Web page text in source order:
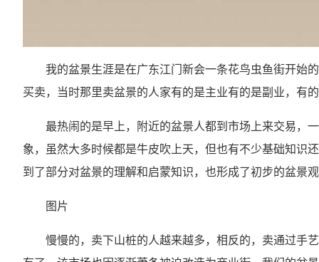
我的盆景生涯是在广东江门新会一条花鸟虫鱼街开始
买卖，当时那里卖盆景的人家有的是主业有的是副业，有
最热闹的是早上，附近的盆景人都到市场上来交易，
象，虽然大多时候都是牛皮吹上天，但也有不少基础知识
到了部分对盆景的理解和启蒙知识，也形成了初步的盆景
图片
慢慢的，卖下山桩的人越来越多，相反的，卖通过手